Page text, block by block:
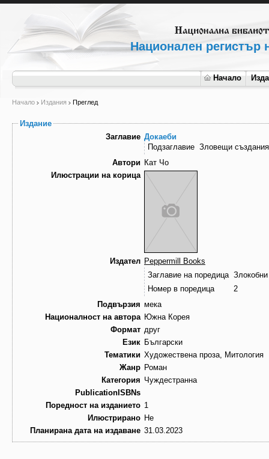
Национален регистър
Начало
Начало Издания Преглед
Издание
Заглавие Докаеби
Подзаглавие Зловещи създания
Автори Кат Чо
Илюстрации на корица
Издател Peppermill Books
Заглавие на поредица
Номер в поредица
2
Подвързия мека
Националност на автора Южна Корея
Формат друг
Език Български
Тематики Художествена проза, Митология
Жанр Роман
Категория Чуждестранна
PublicationISBNs
Поредност на изданието 1
Илюстрирано Не
Планирана дата на издаване 31.03.2023